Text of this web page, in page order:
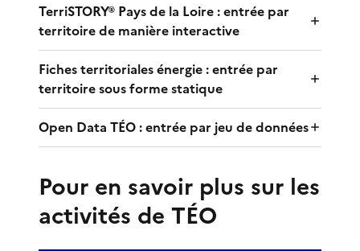
TerriSTORY® Pays de la Loire : entrée par
territoire de manière interactive
Fiches territoriales énergie : entrée par
territoire sous forme statique
Open Data TÉO : entrée par jeu de données
Pour en savoir plus sur les
activités de TÉO